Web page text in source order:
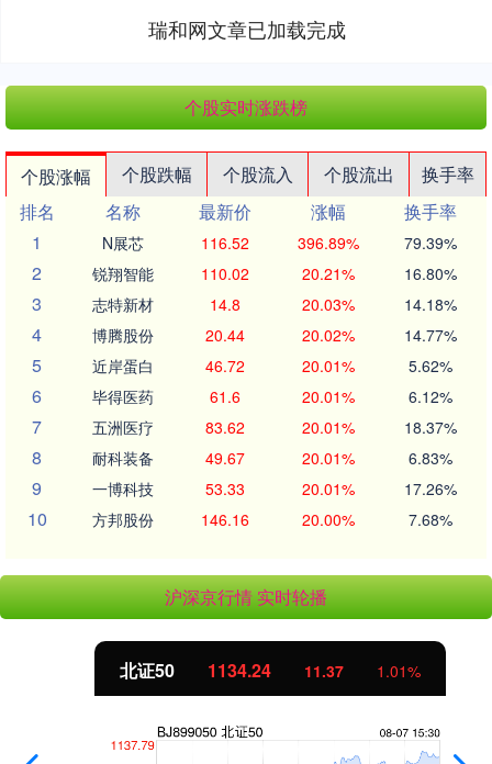
瑞和网文章已加载完成
个股实时涨跌榜
个股涨幅 个股跌幅 个股流入 个股流出
换手率
排名
名称 最新价 涨幅
换手率
1
N展芯 116.52 396.89% 79.39%
2 锐翔智能 110.02 20.21% 16.80%
3 志特新材 14.8 20.03% 14.18%
4 博腾股份 20.44 20.02% 14.77%
5 近岸蛋白 46.72 20.01% 5.62%
6 毕得医药 61.6 20.01% 6.12%
7 五洲医疗 83.62 20.01% 18.37%
8 耐科装备 49.67 20.01% 6.83%
9 一博科技 53.33 20.01% 17.26%
10 方邦股份 146.16 20.00% 7.68%
沪深京行情 实时轮播
北证50 1134.24 11.37 1.01%